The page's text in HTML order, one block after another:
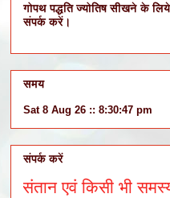
गोपथ पद्धति ज्योतिष सीखने के लिये
संपर्क करें।
समय
Sat 8 Aug 26 :: 8:30:48 pm
संपर्क करें
किसी भी समस्या के